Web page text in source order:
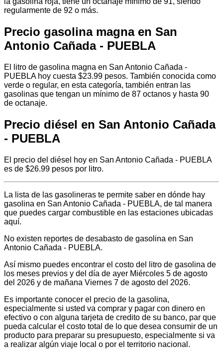
regularmente de 92 o más.
Precio gasolina magna en San
Antonio Cañada - PUEBLA
El litro de gasolina magna en San Antonio Cañada -
PUEBLA hoy cuesta $23.99 pesos. También conocida como
verde o regular, en esta categoría, también entran las
gasolinas que tengan un mínimo de 87 octanos y hasta 90
de octanaje.
Precio diésel en San Antonio Cañada
- PUEBLA
El precio del diésel hoy en San Antonio Cañada - PUEBLA
es de $26.99 pesos por litro.
La lista de las gasolineras te permite saber en dónde hay
gasolina en San Antonio Cañada - PUEBLA, de tal manera
que puedes cargar combustible en las estaciones ubicadas
aquí.
No existen reportes de desabasto de gasolina en San
Antonio Cañada - PUEBLA.
Así mismo puedes encontrar el costo del litro de gasolina de
los meses previos y del día de ayer Miércoles 5 de agosto
del 2026 y de mañana Viernes 7 de agosto del 2026.
Es importante conocer el precio de la gasolina,
especialmente si usted va comprar y pagar con dinero en
efectivo o con alguna tarjeta de credito de su banco, par que
pueda calcular el costo total de lo que desea consumir de un
producto para preparar su presupuesto, especialmente si va
a realizar algún viaje local o por el territorio nacional.